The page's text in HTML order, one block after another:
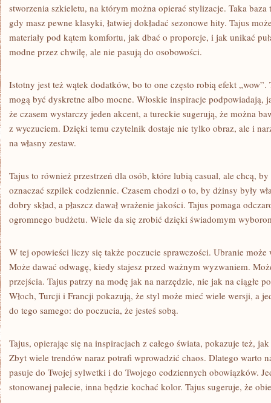
stworzenia szkieletu, na którym można opierać stylizacje. Taka baza
gdy masz pewne klasyki, łatwiej dokładać sezonowe hity. Tajus
materiały pod kątem komfortu, jak dbać o proporcje, i jak unikać
modne przez chwilę, ale nie pasują do osobowości.
Istotny jest też wątek dodatków, bo to one często robią efekt
mogą być dyskretne albo mocne. Włoskie inspiracje podpowiadają,
że czasem wystarczy jeden akcent, a tureckie sugerują, że można
z wyczuciem. Dzięki temu czytelnik dostaje nie tylko obraz, ale i
na własny zestaw.
Tajus to również przestrzeń dla osób, które lubią casual, ale chcą,
oznaczać szpilek codziennie. Czasem chodzi o to, by dżinsy były
dobry skład, a płaszcz dawał wrażenie jakości. Tajus pomaga
ogromnego budżetu. Wiele da się zrobić dzięki świadomym
W tej opowieści liczy się także poczucie sprawczości. Ubranie
Może dawać odwagę, kiedy stajesz przed ważnym wyzwaniem.
przejścia. Tajus patrzy na modę jak na narzędzie, nie jak na ciągłe
Włoch, Turcji i Francji pokazują, że styl może mieć wiele wersji, a
do tego samego: do poczucia, że jesteś sobą.
Tajus, opierając się na inspiracjach z całego świata, pokazuje też,
Zbyt wiele trendów naraz potrafi wprowadzić chaos. Dlatego warto
pasuje do Twojej sylwetki i do Twojego codziennych obowiązków.
stonowanej palecie, inna będzie kochać kolor. Tajus sugeruje, że